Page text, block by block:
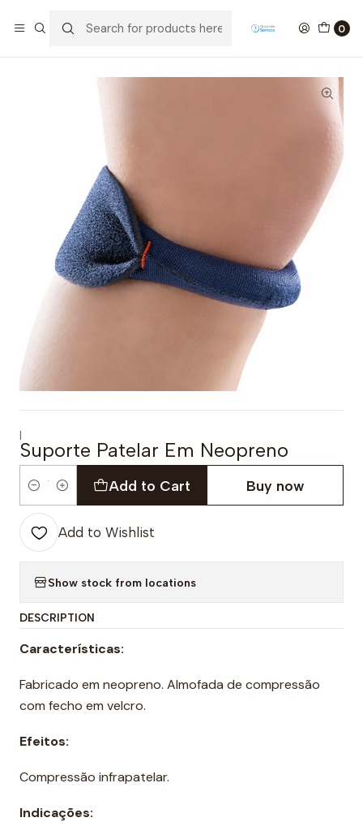
0
Suporte Patelar Em Neopreno
|
Suporte Patelar Em Neopreno
Quantity
Add to Cart Buy now
Add to Wishlist
Show stock from locations
DESCRIPTION
Características:
Fabricado em neopreno. Almofada de compressão
com fecho em velcro.
Efeitos:
Compressão infrapatelar.
Indicações: